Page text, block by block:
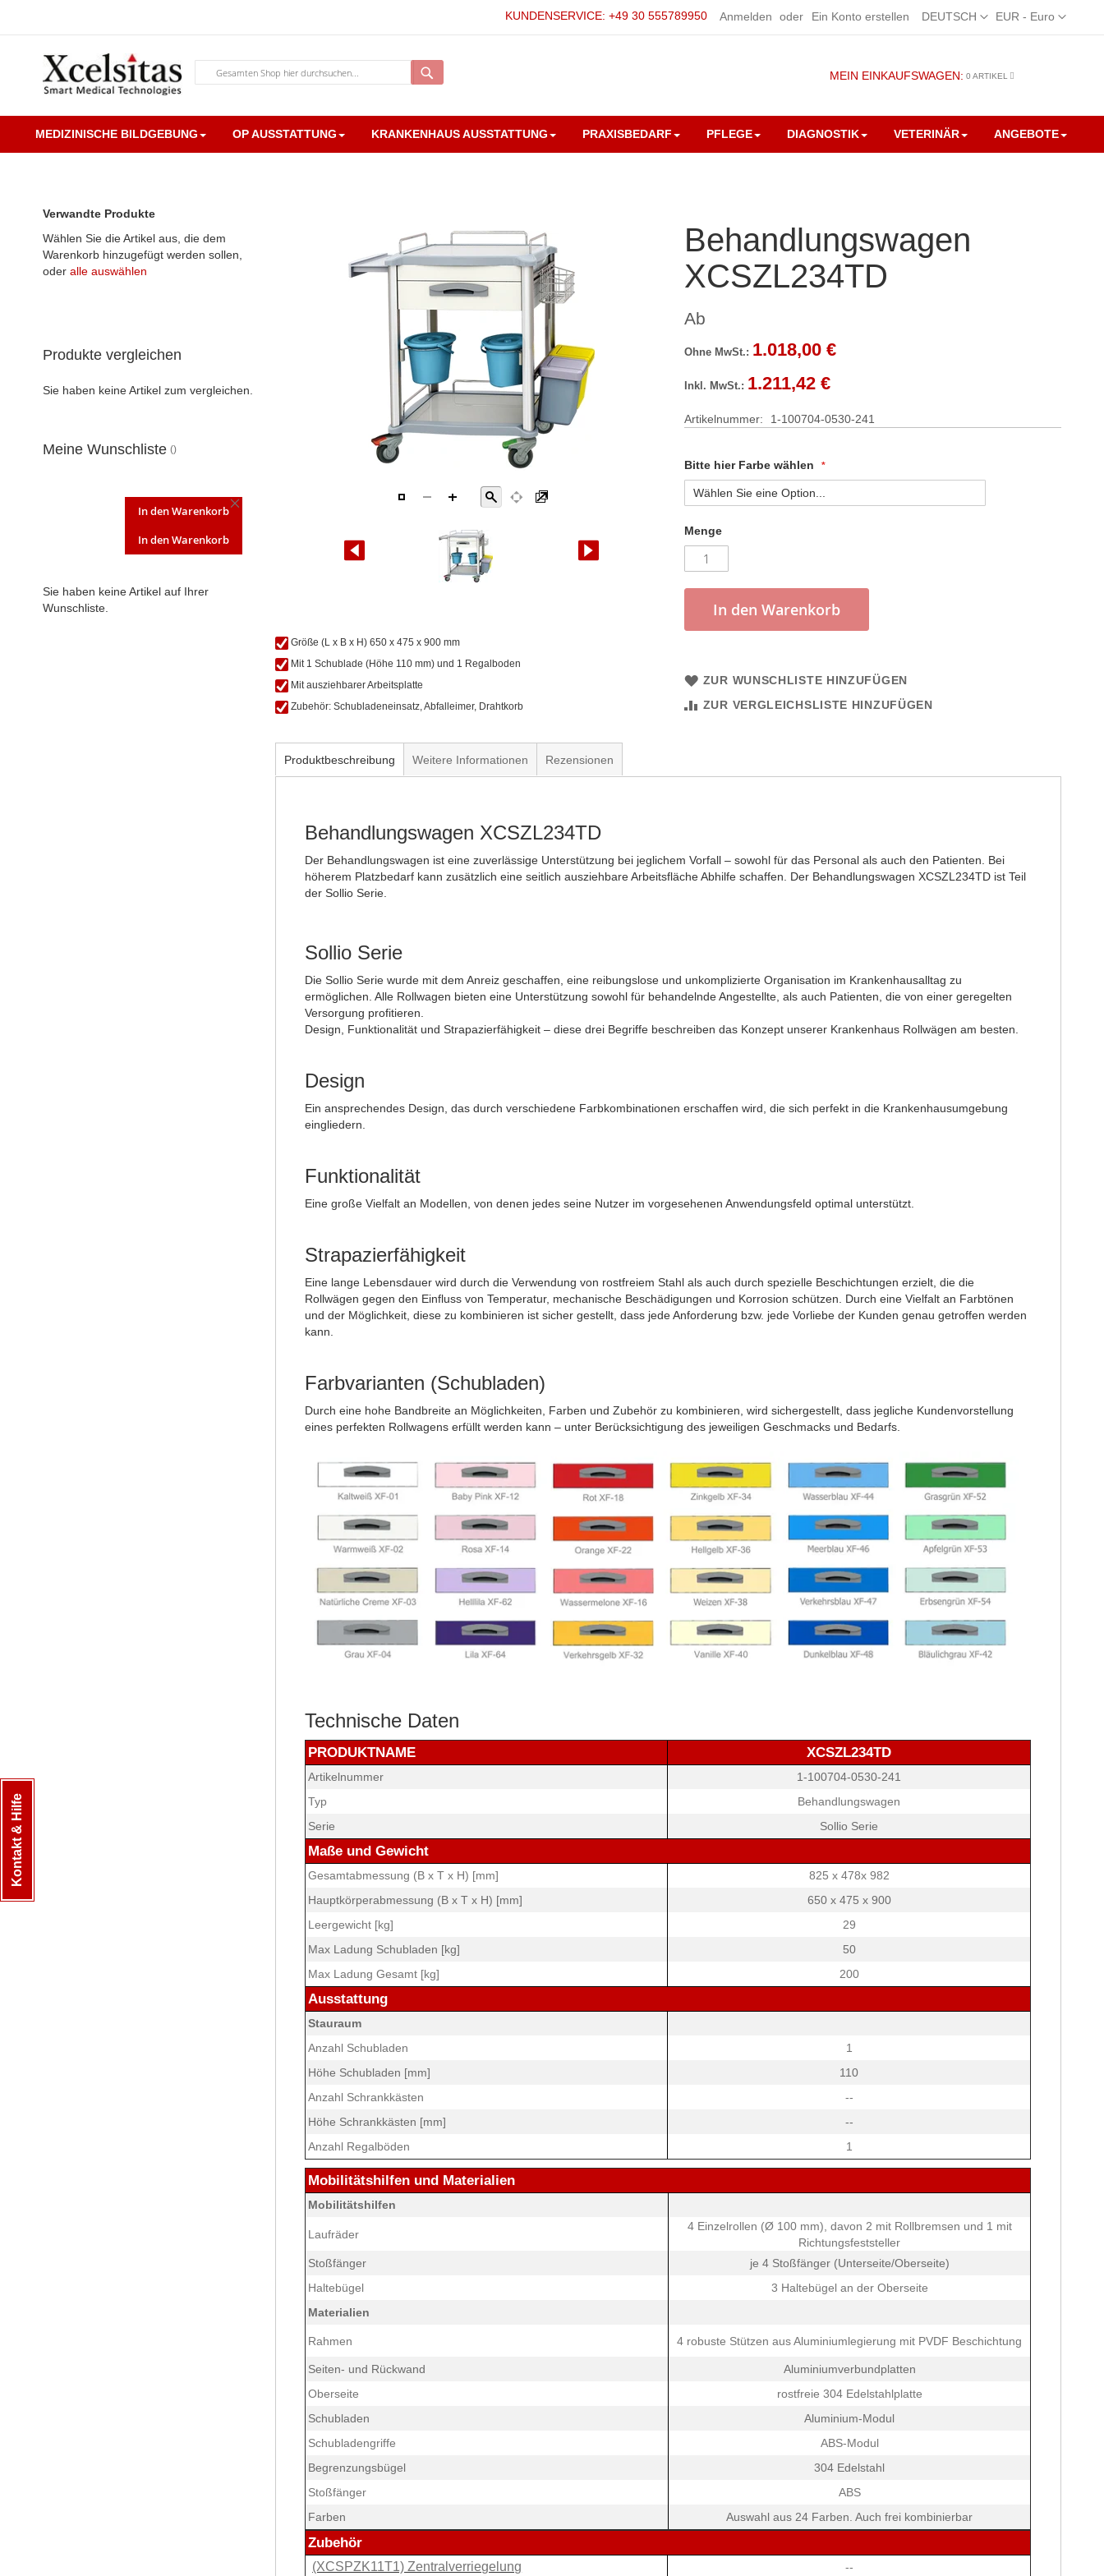
Währung
EUR - Euro
Sprache
DEUTSCH
KUNDENSERVICE: +49 30 555789950 Anmelden Ein Konto erstellen
MEIN EINKAUFSWAGEN: 0 ARTIKEL
MEDIZINISCHE BILDGEBUNG OP AUSSTATTUNG KRANKENHAUS AUSSTATTUNG PRAXISBEDARF PFLEGE DIAGNOSTIK VETERINÄR ANGEBOTE
Behandlungswagen
XCSZL234TD
Ab
1.018,00 €
1.211,42 €
Artikelnummer 1-100704-0530-241
Bitte hier Farbe wählen
Menge
In den Warenkorb
ZUR WUNSCHLISTE HINZUFÜGEN
ZUR VERGLEICHSLISTE HINZUFÜGEN
Zum
Anfang
der
Bildgalerie
springen
Größe (L x B x H) 650 x 475 x 900 mm
Mit 1 Schublade (Höhe 110 mm) und 1 Regalboden
Mit ausziehbarer Arbeitsplatte
Zubehör: Schubladeneinsatz, Abfalleimer, Drahtkorb
Produktbeschreibung
Behandlungswagen XCSZL234TD
Der Behandlungswagen ist eine zuverlässige Unterstützung bei jeglichem Vorfall – sowohl für das Personal als auch den Patienten. Bei
höherem Platzbedarf kann zusätzlich eine seitlich ausziehbare Arbeitsfläche Abhilfe schaffen. Der Behandlungswagen XCSZL234TD ist Teil
der Sollio Serie.
Sollio Serie
Die Sollio Serie wurde mit dem Anreiz geschaffen, eine reibungslose und unkomplizierte Organisation im Krankenhausalltag zu
ermöglichen. Alle Rollwagen bieten eine Unterstützung sowohl für behandelnde Angestellte, als auch Patienten, die von einer geregelten
Versorgung profitieren.
Design, Funktionalität und Strapazierfähigkeit – diese drei Begriffe beschreiben das Konzept unserer Krankenhaus Rollwägen am besten.
Design
Ein ansprechendes Design, das durch verschiedene Farbkombinationen erschaffen wird, die sich perfekt in die Krankenhausumgebung
eingliedern.
Funktionalität
Eine große Vielfalt an Modellen, von denen jedes seine Nutzer im vorgesehenen Anwendungsfeld optimal unterstützt.
Strapazierfähigkeit
Eine lange Lebensdauer wird durch die Verwendung von rostfreiem Stahl als auch durch spezielle Beschichtungen erzielt, die die
Rollwägen gegen den Einfluss von Temperatur, mechanische Beschädigungen und Korrosion schützen. Durch eine Vielfalt an Farbtönen
und der Möglichkeit, diese zu kombinieren ist sicher gestellt, dass jede Anforderung bzw. jede Vorliebe der Kunden genau getroffen werden
kann.
Farbvarianten (Schubladen)
Durch eine hohe Bandbreite an Möglichkeiten, Farben und Zubehör zu kombinieren, wird sichergestellt, dass jegliche Kundenvorstellung
eines perfekten Rollwagens erfüllt werden kann – unter Berücksichtigung des jeweiligen Geschmacks und Bedarfs.
Technische Daten
PRODUKTNAME XCSZL234TD
Artikelnummer
1-100704-0530-241
Typ
Behandlungswagen
Serie
Sollio Serie
Maße und Gewicht
Gesamtabmessung (B x T x H) [mm]
825 x 478x 982
Hauptkörperabmessung (B x T x H) [mm]
650 x 475 x 900
Leergewicht [kg]
29
Max Ladung Schubladen [kg]
50
Max Ladung Gesamt [kg]
200
Ausstattung
Stauraum
Anzahl Schubladen
1
Höhe Schubladen [mm]
110
Anzahl Schrankkästen
--
Höhe Schrankkästen [mm]
--
Anzahl Regalböden
1
Mobilitätshilfen und Materialien
Mobilitätshilfen
Laufräder
4 Einzelrollen (Ø 100 mm), davon 2 mit Rollbremsen und 1 mit
Richtungsfeststeller
Stoßfänger
je 4 Stoßfänger (Unterseite/Oberseite)
Haltebügel
3 Haltebügel an der Oberseite
Materialien
Rahmen 4 robuste Stützen aus Aluminiumlegierung mit PVDF Beschichtung
Seiten- und Rückwand
Aluminiumverbundplatten
Oberseite
rostfreie 304 Edelstahlplatte
Schubladen
Aluminium-Modul
Schubladengriffe
ABS-Modul
Begrenzungsbügel
304 Edelstahl
Stoßfänger
ABS
Farben
Auswahl aus 24 Farben. Auch frei kombinierbar
Zubehör
(XCSPZK11T1) Zentralverriegelung --
Weitere Informationen Rezensionen
Verwandte Produkte
Wählen Sie die Artikel aus, die dem
Warenkorb hinzugefügt werden sollen,
oder alle auswählen
Produkte vergleichen
Sie haben keine Artikel zum vergleichen.
Meine Wunschliste
In den Warenkorb
In den Warenkorb
Sie haben keine Artikel auf Ihrer
Wunschliste.
Kontakt & Hilfe